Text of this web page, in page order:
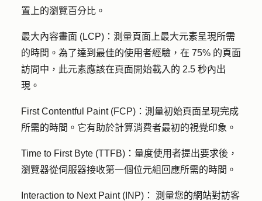
置上的瀏覽百分比。
最大內容畫面 (LCP)： 測量頁面上最大元素呈現所需
的時間。為了達到最佳的使用者經驗，在 75% 的頁面
訪問中，此元素應該在頁面開始載入的 2.5 秒內出
現。
First Contentful Paint (FCP)： 測量初始頁面呈現完成
所需的時間。它有助於計算消費者最初的視覺印象。
Time to First Byte (TTFB)： 量度使用者提出要求後，
瀏覽器從伺服器接收第一個位元組回應所需的時間。
Interaction to Next Paint (INP)： 測量您的網站對訪客